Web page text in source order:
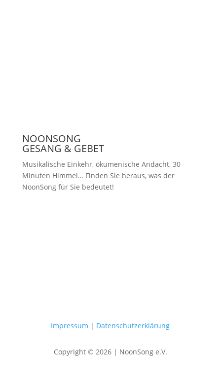
NOONSONG
GESANG & GEBET
Musikalische Einkehr, ökumenische Andacht, 30
Minuten Himmel… Finden Sie heraus, was der
NoonSong für Sie bedeutet!
Impressum | Datenschutzerklärung
Copyright © 2026 | NoonSong e.V.